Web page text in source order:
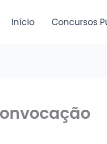
Início Concursos